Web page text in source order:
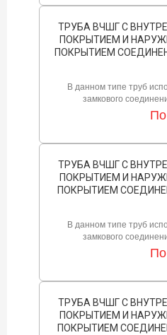
ТРУБА ВЧШГ С
ПОКРЫТИЕМ И
ПОКРЫТИЕМ
В данном типе труб
замкового
ТРУБА ВЧШГ С
ПОКРЫТИЕМ И
ПОКРЫТИЕМ
В данном типе труб
замкового
ТРУБА ВЧШГ С
ПОКРЫТИЕМ И
ПОКРЫТИЕМ